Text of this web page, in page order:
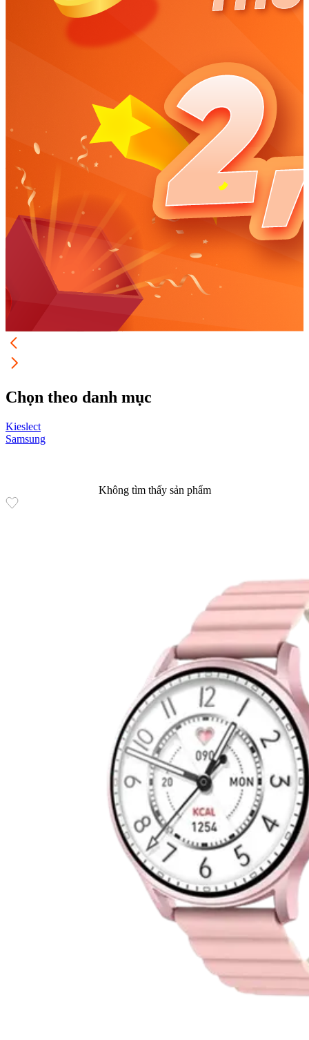
Chọn theo danh mục
Kieslect
Samsung
Không tìm thấy sản phẩm